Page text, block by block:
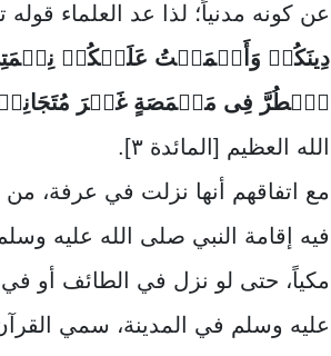
عن كونه مدنياً؛ لذا عد العلماء قوله
دِینَكُمۡ وَأَتۡمَمۡتُ عَلَیۡكُمۡ
ٱضۡطُرَّ فِی مَخۡمَصَةٍ غَیۡرَ مُتَجَانِفࣲ
الله العظيم [المائدة ٣].
مع اتفاقهم أنها نزلت في عرفة،
فيه إقامة النبي صلى الله عليه
مكياً، حتى لو نزل في الطائف أو
عليه وسلم في المدينة، سمي